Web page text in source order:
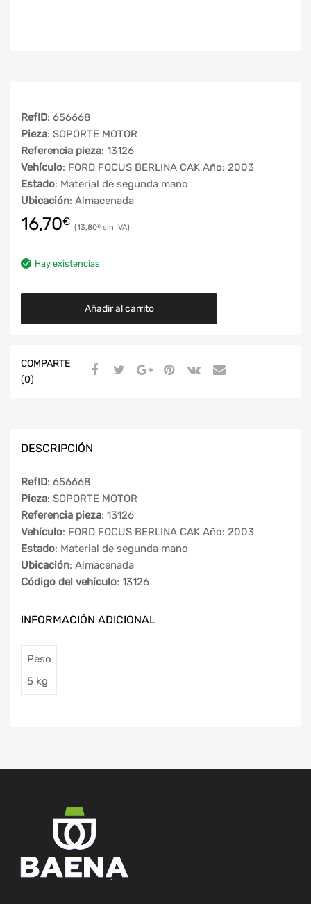
RefID: 656668
Pieza: SOPORTE MOTOR
Referencia pieza: 13126
Vehículo: FORD FOCUS BERLINA CAK Año: 2003
Estado: Material de segunda mano
Ubicación: Almacenada
16,70€ 13,80€
Hay existencias
Añadir al carrito
COMPARTE
(0)
DESCRIPCIÓN
RefID: 656668
Pieza: SOPORTE MOTOR
Referencia pieza: 13126
Vehículo: FORD FOCUS BERLINA CAK Año: 2003
Estado: Material de segunda mano
Ubicación: Almacenada
Código del vehículo: 13126
INFORMACIÓN ADICIONAL
Peso
5 kg